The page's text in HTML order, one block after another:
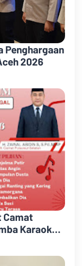
Penghargaan
2026
Camat
Karaoke